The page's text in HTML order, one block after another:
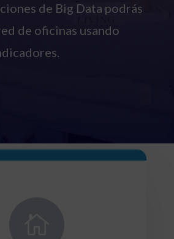
de Big Data podrás
de oficinas usando